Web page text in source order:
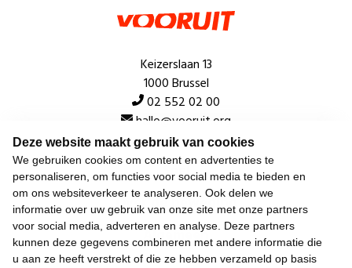
Deze website maakt gebruik van cookies
We gebruiken cookies om content en advertenties te
personaliseren, om functies voor social media te bieden en
om ons websiteverkeer te analyseren. Ook delen we
informatie over uw gebruik van onze site met onze partners
voor social media, adverteren en analyse. Deze partners
kunnen deze gegevens combineren met andere informatie die
u aan ze heeft verstrekt of die ze hebben verzameld op basis
Keizerslaan 13
1000 Brussel
02 552 02 00
hallo@vooruit.org
Snel
Over de beweging
Algemeen